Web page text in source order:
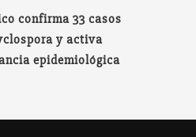
confirma 33 casos
y activa
epidemiológica